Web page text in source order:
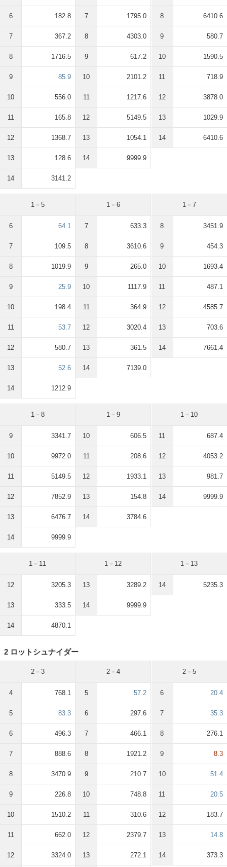
6 182.8
7 367.2
8 1716.5
9 85.9
10 556.0
11 165.8
12 1368.7
13 128.6
14 3141.2
7 1795.0
8 4303.0
9 617.2
10 2101.2
11 1217.6
12 5149.5
13 1054.1
14 9999.9
8 6410.6
9 580.7
10 1590.5
11 718.9
12 3878.0
13 1029.9
14 6410.6
1－5
6 64.1
7 109.5
8 1019.9
9 25.9
10 198.4
11 53.7
12 580.7
13 52.6
14 1212.9
1－6
7 633.3
8 3610.6
9 265.0
10 1117.9
11 364.9
12 3020.4
13 361.5
14 7139.0
1－7
8 3451.9
9 454.3
10 1693.4
11 487.1
12 4585.7
13 703.6
14 7661.4
1－8
9 3341.7
10 9972.0
11 5149.5
12 7852.9
13 6476.7
14 9999.9
1－9
10 606.5
11 208.6
12 1933.1
13 154.8
14 3784.6
1－10
11 687.4
12 4053.2
13 981.7
14 9999.9
1－11
12 3205.3
13 333.5
14 4870.1
1－12
13 3289.2
14 9999.9
1－13
14 5235.3
2 ロットシュナイダー
2－3
4 768.1
5 83.3
6 496.3
7 888.6
8 3470.9
9 226.8
10 1510.2
11 662.0
12 3324.0
2－4
5 57.2
6 297.6
7 466.1
8 1921.2
9 210.7
10 748.8
11 310.6
12 2379.7
13 272.1
2－5
6 20.4
7 35.3
8 276.1
9 8.3
10 51.4
11 20.5
12 183.7
13 14.8
14 373.3